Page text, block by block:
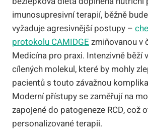
imunosupresivní terapií, běžně
vyžaduje agresivnější postupy –
protokolu CAMIDGEzmiňovanou v
Medicína pro praxi. Intenzivně běží
cílených molekul, které by mohly
pacientů s touto závažnou
Moderní přístupy se zaměřují na
zapojené do patogeneze RCD, což
personalizované terapii.